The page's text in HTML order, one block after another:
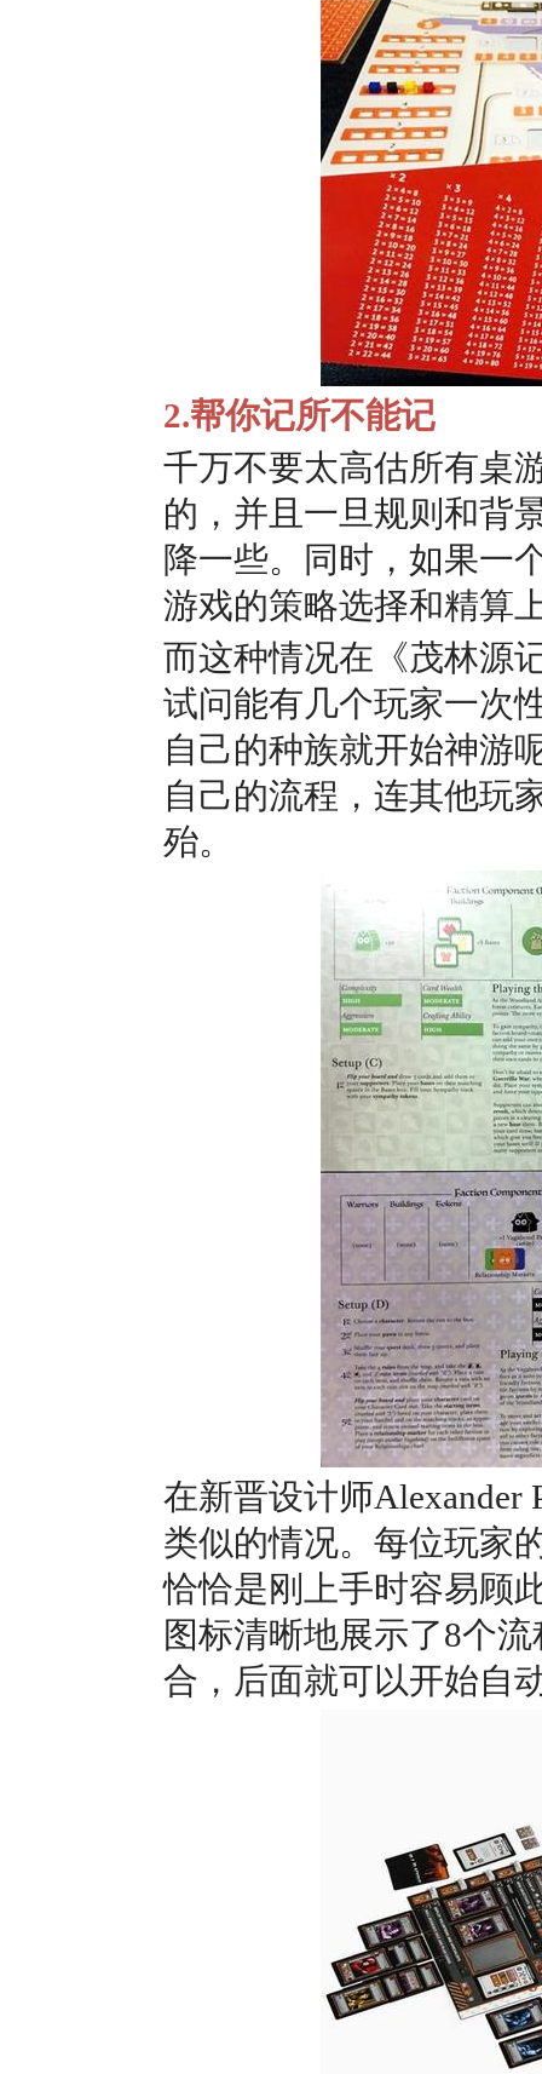
2.帮你记所不能记
千万不要太高估所有桌
的，并且一旦规则和背
降一些。同时，如果一
游戏的策略选择和精算
而这种情况在 《茂林源
试问能有几个玩家一次
自己的种族就开始神游
自己的流程，连其他玩
殆。
在新晋设计师Alexander
类似的情况。每位玩家
恰恰是刚上手时容易顾
图标清晰地展示了8个
合，后面就可以开始自